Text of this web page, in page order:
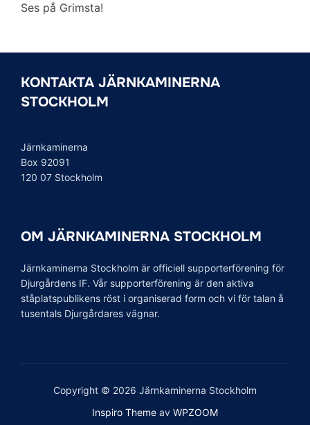
Ses på Grimsta!
KONTAKTA JÄRNKAMINERNA
STOCKHOLM
Järnkaminerna
Box 92091
120 07 Stockholm
OM JÄRNKAMINERNA STOCKHOLM
Järnkaminerna Stockholm är officiell supporterförening för
Djurgårdens IF. Vår supporterförening är den aktiva
ståplatspublikens röst i organiserad form och vi för talan å
tusentals Djurgårdares vägnar.
Copyright © 2026 Järnkaminerna Stockholm
Inspiro Theme av WPZOOM